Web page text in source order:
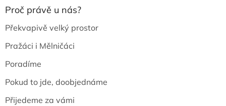
Proč právě u nás?
Překvapivě velký prostor
Pražáci i Mělničáci
Poradíme
Pokud to jde, doobjednáme
Přijedeme za vámi